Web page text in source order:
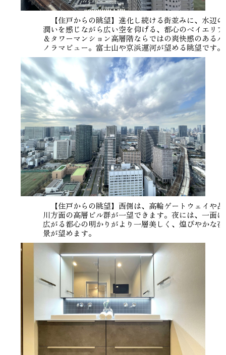
【住戸からの眺望】進化し続ける街並みに、水辺の
潤いを感じながら広い空を仰げる、都心のベイエリア
＆タワーマンション高層階ならではの爽快感のあるパ
ノラマビュー。富士山や京浜運河が望める眺望です。
【住戸からの眺望】西側は、高輪ゲートウェイや品
川方面の高層ビル群が一望できます。夜には、一面に
広がる都心の明かりがより一層美しく、煌びやかな夜
景が望めます。